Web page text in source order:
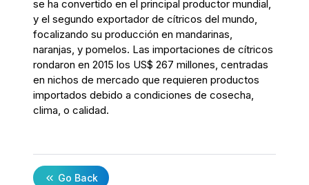
se ha convertido en el principal productor mundial,
y el segundo exportador de cítricos del mundo,
focalizando su producción en mandarinas,
naranjas, y pomelos. Las importaciones de cítricos
rondaron en 2015 los US$ 267 millones, centradas
en nichos de mercado que requieren productos
importados debido a condiciones de cosecha,
clima, o calidad.
Go Back